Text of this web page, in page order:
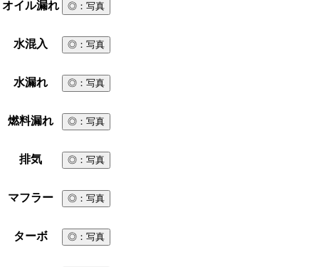
オイル漏れ ◎ ：写真
水混入 ◎ ：写真
水漏れ ◎ ：写真
燃料漏れ ◎ ：写真
排気 ◎ ：写真
マフラー ◎ ：写真
ターボ ◎ ：写真